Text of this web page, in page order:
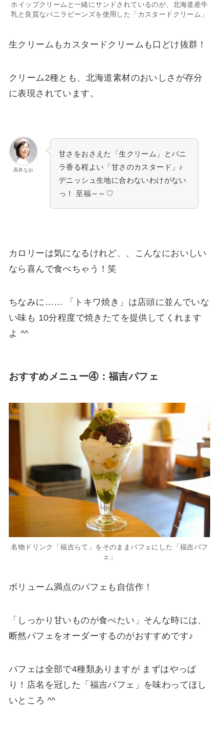
ホイップクリームと一緒にサンドされているのが、北海道産牛
乳と良質なバニラビーンズを使用した「カスタードクリーム」
生クリームもカスタードクリームも口どけ抜群！
クリーム2種とも、北海道素材のおいしさが存分
に表現されています。
高井なお
甘さをおさえた「生クリーム」とバニ
ラ香る程よい「甘さのカスタード」♪
デニッシュ生地に合わないわけがない
っ！ 至福～～♡
カロリーは気になるけれど、、こんなにおいしい
なら喜んで食べちゃう！笑
ちなみに…… 「トキワ焼き」は店頭に並んでいな
い味も 10分程度で焼きたてを提供してくれます
よ ^^
おすすめメニュー④：福吉パフェ
名物ドリンク「福吉らて」をそのままパフェにした「福吉パフ
ェ」
ボリューム満点のパフェも自信作！
「しっかり甘いものが食べたい」そんな時には、
断然パフェをオーダーするのがおすすめです♪
パフェは全部で4種類ありますが まずはやっぱ
り！店名を冠した「福吉パフェ」を味わってほし
いところ ^^